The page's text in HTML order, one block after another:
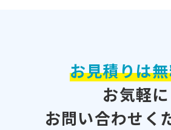
お見積りは
お気軽に
お問い合わせく